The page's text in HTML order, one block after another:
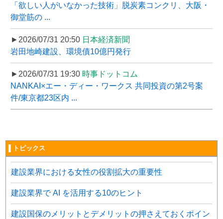
「欲しい人がいなかった技術」脱炭素コンクリ、大阪・
御堂筋の ...
►2026/07/31 20:50 日本経済新聞
岩田地崎建設、環境債10億円発行
►2026/07/31 19:30 時事ドットコム
NANKAI×エー・ディー・ワークス 共同投資の第2号案
件/東京都23区内 ...
▌トピックス
建設業界における女性の役割拡大の重要性
建設業界で AI を活用する10のヒント
建設国保のメリットとデメリットの押さえておくポイン